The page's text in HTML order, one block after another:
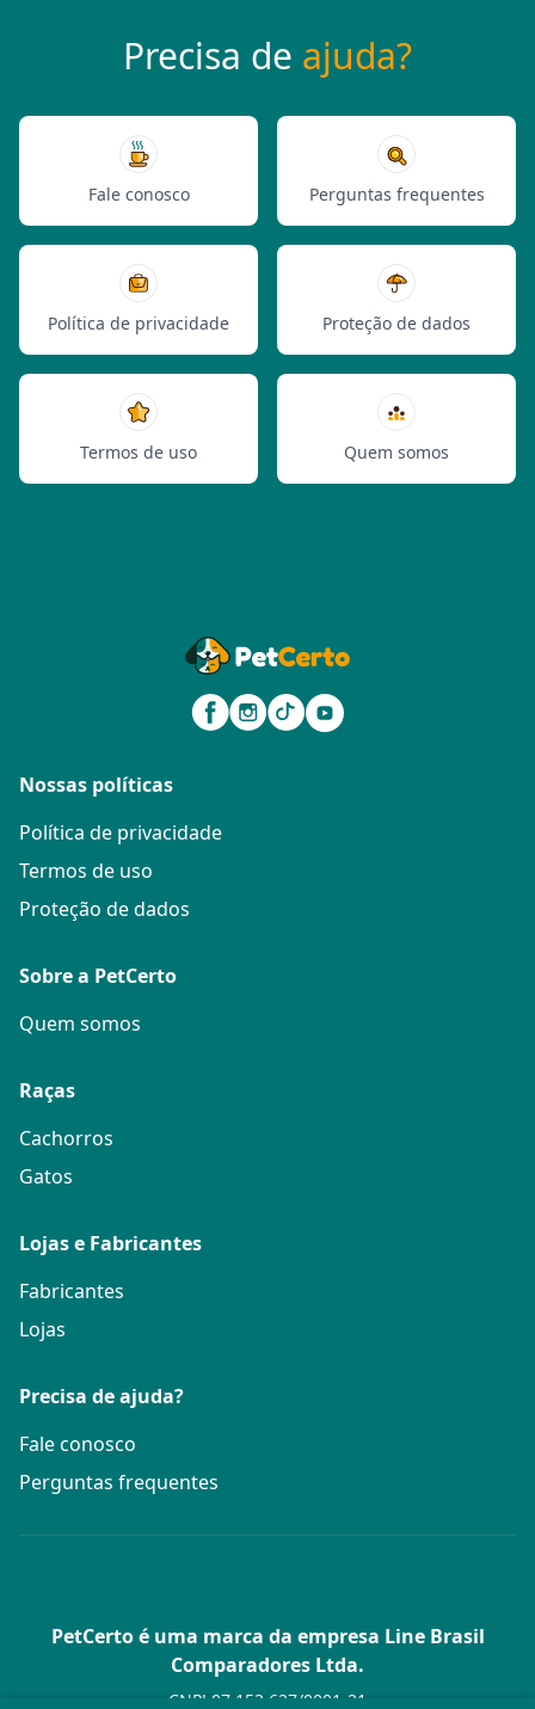
Precisa de ajuda?
Fale conosco Perguntas frequentes
Política de privacidade Proteção de dados
Termos de uso Quem somos
Nossas políticas
Política de privacidade
Termos de uso
Proteção de dados
Sobre a PetCerto
Quem somos
Raças
Cachorros
Gatos
Lojas e Fabricantes
Fabricantes
Lojas
Precisa de ajuda?
Fale conosco
Perguntas frequentes
PetCerto é uma marca da empresa Line Brasil
Comparadores Ltda.
CNPJ 07.153.627/0001-21